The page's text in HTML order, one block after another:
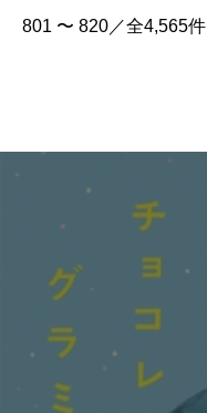
801 〜 820／全4,565件